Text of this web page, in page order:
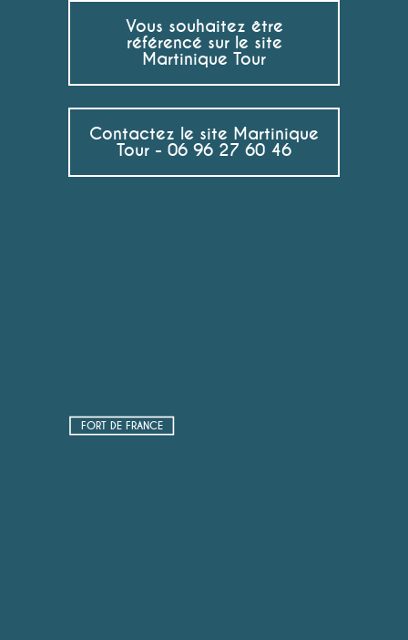
Vous souhaitez être
référencé sur le site
Martinique Tour
Contactez le site Martinique
Tour - 06 96 27 60 46
FORT DE FRANCE